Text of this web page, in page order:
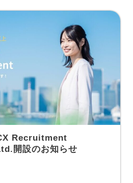
Recruitment
開設のお知らせ